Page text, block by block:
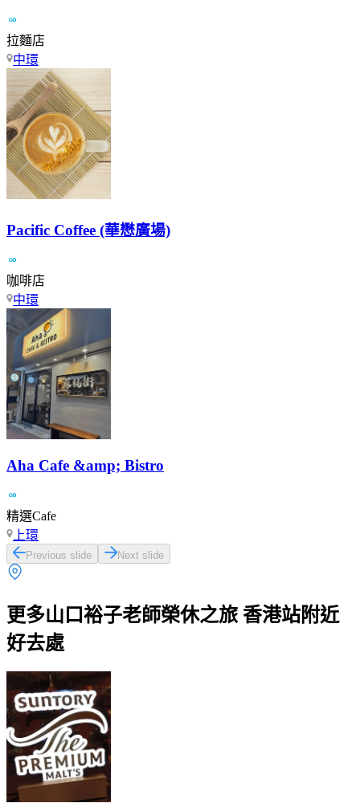
拉麵店
中環
Pacific Coffee (華懋廣場)
咖啡店
中環
Aha Cafe &amp; Bistro
精選Cafe
上環
Previous slide Next slide
更多山口裕子老師榮休之旅 香港站附近
好去處